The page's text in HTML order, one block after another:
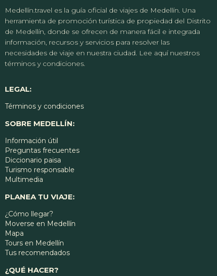
Medellín.travel es la guía oficial de viajes de Medellín. Una
herramienta de promoción turística de propiedad del Distrito
de Medellín, donde se ofrecen de manera fácil e integrada
información, recursos y servicios para resolver las
necesidades de viaje en nuestra ciudad. Lee aquí nuestros
términos y condiciones.
LEGAL:
Términos y condiciones
SOBRE MEDELLÍN:
Información útil
Preguntas frecuentes
Diccionario paisa
Turismo responsable
Multimedia
PLANEA TU VIAJE:
¿Cómo llegar?
Moverse en Medellín
Mapa
Tours en Medellín
Tus recomendados
¿QUÉ HACER?